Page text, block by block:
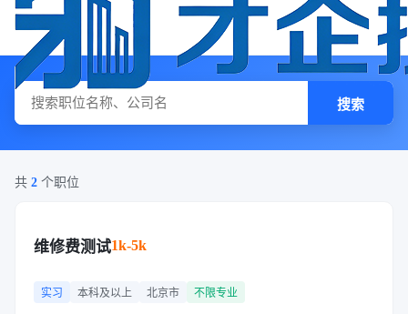
搜索
共 2 个职位
维修费测试1k-5k
实习 本科及以上 北京市 不限专业